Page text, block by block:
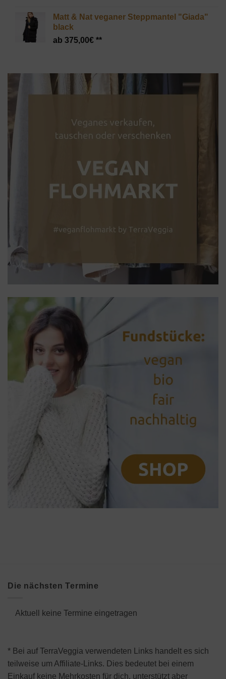
Matt & Nat veganer Steppmantel "Giada"
black
375,00€
Die nächsten Termine
Aktuell keine Termine eingetragen
* Bei auf TerraVeggia verwendeten Links handelt es sich
teilweise um Affiliate-Links. Dies bedeutet bei einem
Einkauf keine Mehrkosten für dich, unterstützt aber